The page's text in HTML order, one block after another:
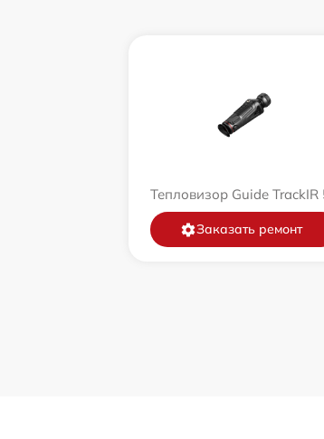
Тепловизор Guide TrackIR
Заказать ремонт